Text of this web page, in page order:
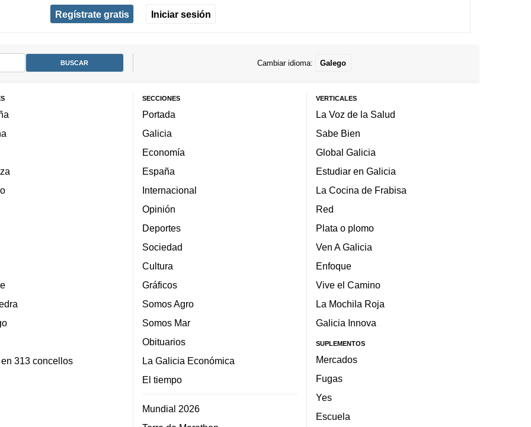
Regístrate gratis Iniciar sesión
Cambiar idioma: Galego
313 concellos
SECCIONES
Portada
Galicia
Economía
España
Internacional
Opinión
Deportes
Sociedad
Cultura
Gráficos
Somos Agro
Somos Mar
Obituarios
La Galicia Económica
El tiempo
Mundial 2026
VERTICALES
La Voz de la Salud
Sabe Bien
Global Galicia
Estudiar en Galicia
La Cocina de Frabisa
Red
Plata o plomo
Ven A Galicia
Enfoque
Vive el Camino
La Mochila Roja
Galicia Innova
SUPLEMENTOS
Mercados
Fugas
Yes
Escuela